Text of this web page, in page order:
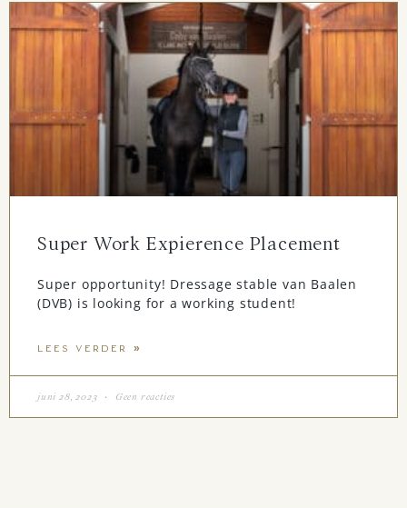
Super Work Expierence Placement
Super opportunity! Dressage stable van Baalen
(DVB) is looking for a working student!
LEES VERDER »
juni 28, 2023 Geen reacties